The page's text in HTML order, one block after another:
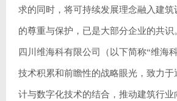
求的同时，将可持续发展理念融入建筑
的尊重与保护，已是大部分企业的共识
四川维海科有限公司（以下简称“维海
技术积累和前瞻性的战略眼光，致力
计与数字化技术的结合，推动建筑行业